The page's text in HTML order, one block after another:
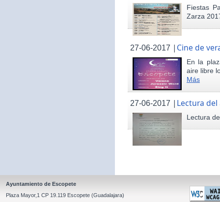
Fiestas
Zarza
27-06-2017 | Cine de
En la
aire libre
Más
27-06-2017 | Lectura del
Lectura
Ayuntamiento de Escopete
Plaza Mayor,1 CP 19.119 Escopete (Guadalajara)